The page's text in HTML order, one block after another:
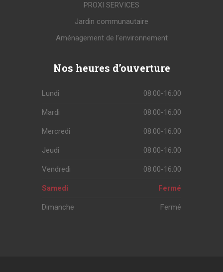
PROXI SERVICES
Jardin communautaire
Aménagement de l’environnement
Nos heures d’ouverture
Lundi 08:00-16:00
Mardi 08:00-16:00
Mercredi 08:00-16:00
Jeudi 08:00-16:00
Vendredi 08:00-16:00
Samedi Fermé
Dimanche Fermé